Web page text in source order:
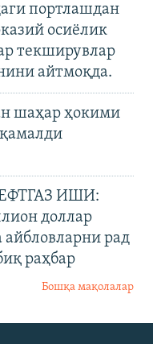
портлашдан
осиёлик
текширувлар
айтмоқда.
шаҳар ҳокими
қамалди
ИШИ:
доллар
айбловларни рад
раҳбар
Бошқа мақолалар